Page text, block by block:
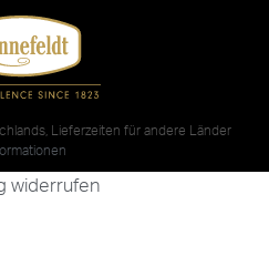
Lieferzeiten für andere Länder
widerrufen